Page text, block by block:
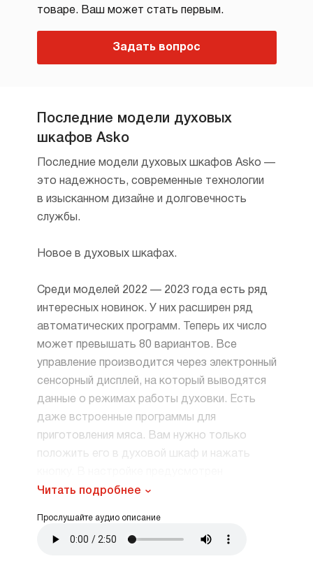
товаре. Ваш может стать первым.
Задать вопрос
Последние модели духовых
шкафов Asko
Последние модели духовых шкафов Asko —
это надежность, современные технологии
в изысканном дизайне и долговечность
службы.
Новое в духовых шкафах.
Среди моделей 2022 — 2023 года есть ряд
интересных новинок. У них расширен ряд
автоматических программ. Теперь их число
может превышать 80 вариантов. Все
управление производится через электронный
сенсорный дисплей, на который выводятся
данные о режимах работы духовки. Есть
даже встроенные программы для
приготовления мяса. Вам нужно только
положить его в духовой шкаф и нажать
автоматический цикл нагревания, при
обеспечивается посредством горячего
Читать подробнее
Прослушайте аудио описание